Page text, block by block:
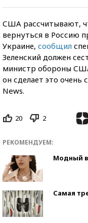
США рассчитывают,
вернуться в Россию
Украине, сообщил
Зеленский должен
министр обороны
он сделает это очень
News.
20 2
РЕКОМЕНДУЕМ:
Модный
Самая